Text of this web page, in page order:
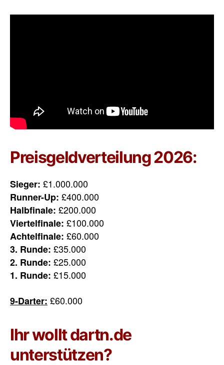
Preisgeldverteilung 2026:
Sieger: £1.000.000
Runner-Up: £400.000
Halbfinale: £200.000
Viertelfinale: £100.000
Achtelfinale: £60.000
3. Runde: £35.000
2. Runde: £25.000
1. Runde: £15.000
9-Darter: £60.000
Ihr wollt dartn.de
unterstützen?